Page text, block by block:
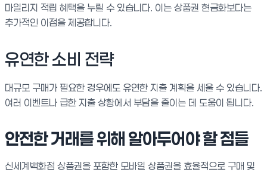
마일리지 적립 혜택을 누릴 수 있습니다. 이는 상품권 현금화보다는
추가적인 이점을 제공합니다.
유연한 소비 전략
대규모 구매가 필요한 경우에도 유연한 지출 계획을 세울 수 있습니다.
여러 이벤트나 급한 지출 상황에서 부담을 줄이는 데 도움이 됩니다.
안전한 거래를 위해 알아두어야 할 점들
신세계백화점 상품권을 포함한 모바일 상품권을 효율적으로 구매 및